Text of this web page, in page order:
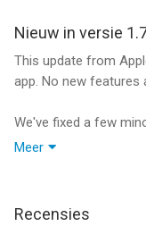
Facebook: /
MORE GREAT GAMES
● World's Biggest
● World's Biggest
● World's Biggest
Nieuw in versie
This update from
app. No new features
We've fixed a few
you!
Meer
Recensies